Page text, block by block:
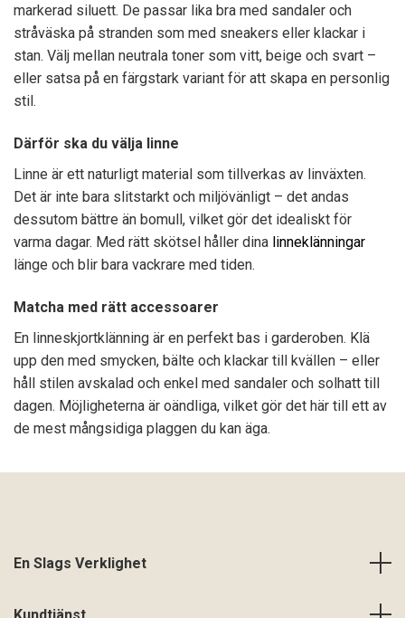
markerad siluett. De passar lika bra med sandaler och
stråväska på stranden som med sneakers eller klackar i
stan. Välj mellan neutrala toner som vitt, beige och svart –
eller satsa på en färgstark variant för att skapa en personlig
stil.
Därför ska du välja linne
Linne är ett naturligt material som tillverkas av linväxten.
Det är inte bara slitstarkt och miljövänligt – det andas
dessutom bättre än bomull, vilket gör det idealiskt för
varma dagar. Med rätt skötsel håller dina linneklänningar
länge och blir bara vackrare med tiden.
Matcha med rätt accessoarer
En linneskjortklänning är en perfekt bas i garderoben. Klä
upp den med smycken, bälte och klackar till kvällen – eller
håll stilen avskalad och enkel med sandaler och solhatt till
dagen. Möjligheterna är oändliga, vilket gör det här till ett av
de mest mångsidiga plaggen du kan äga.
En Slags Verklighet
Kundtjänst